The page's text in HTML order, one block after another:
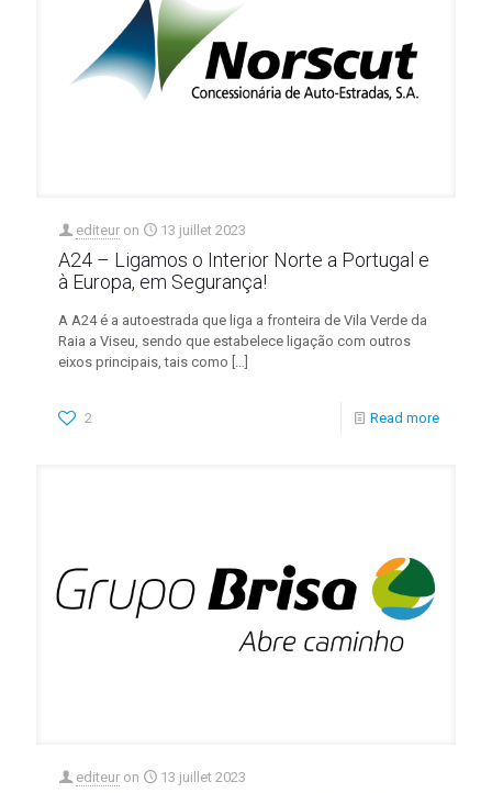
editeur on 13 juillet 2023
A24 – Ligamos o Interior Norte a Portugal e
à Europa, em Segurança!
A A24 é a autoestrada que liga a fronteira de Vila Verde da
Raia a Viseu, sendo que estabelece ligação com outros
eixos principais, tais como
2 Read more
editeur on 13 juillet 2023